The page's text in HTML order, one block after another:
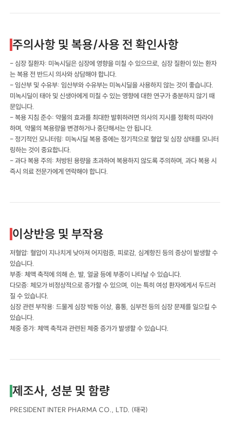
주의사항 및 복용/사용 전 확인사항
- 심장 질환자: 미녹시딜은 심장에 영향을 미칠 수 있으므로, 심장 질환이 있는 환자
는 복용 전 반드시 의사와 상담해야 합니다.
- 임산부 및 수유부: 임산부와 수유부는 미녹시딜을 사용하지 않는 것이 좋습니다.
미녹시딜이 태아 및 신생아에게 미칠 수 있는 영향에 대한 연구가 충분하지 않기 때
문입니다.
- 복용 지침 준수: 약물의 효과를 최대한 발휘하려면 의사의 지시를 정확히 따라야
하며, 약물의 복용량을 변경하거나 중단해서는 안 됩니다.
- 정기적인 모니터링: 미녹시딜 복용 중에는 정기적으로 혈압 및 심장 상태를 모니터
링하는 것이 중요합니다.
- 과다 복용 주의: 처방된 용량을 초과하여 복용하지 않도록 주의하며, 과다 복용 시
즉시 의료 전문가에게 연락해야 합니다.
이상반응 및 부작용
저혈압: 혈압이 지나치게 낮아져 어지럼증, 피로감, 심계항진 등의 증상이 발생할 수
있습니다.
부종: 체액 축적에 의해 손, 발, 얼굴 등에 부종이 나타날 수 있습니다.
다모증: 체모가 비정상적으로 증가할 수 있으며, 이는 특히 여성 환자에게서 두드러
질 수 있습니다.
심장 관련 부작용: 드물게 심장 박동 이상, 흉통, 심부전 등의 심장 문제를 일으킬 수
있습니다.
체중 증가: 체액 축적과 관련된 체중 증가가 발생할 수 있습니다.
제조사, 성분 및 함량
PRESIDENT INTER PHARMA CO., LTD. (태국)